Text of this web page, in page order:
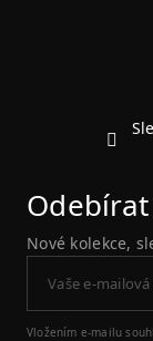
Nové kolekce,
Vložením e-mailu